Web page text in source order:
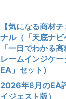
【気になる商材
ナル（「天底ナビ
「一目でわかる
レームインジケ
EA」セット）
2026年8月のEA
イジェスト版）